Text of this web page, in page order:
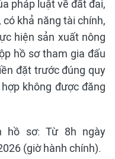
pháp luật về đất đai,
khả năng tài chính,
hiện sản xuất nông
hồ sơ tham gia đấu
đặt trước đúng quy
không được đăng
hồ sơ: Từ 8h ngày
(giờ hành chính).